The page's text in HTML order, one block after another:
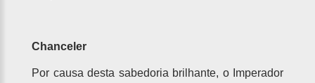
Chanceler
Por causa desta sabedoria brilhante, o Imperador